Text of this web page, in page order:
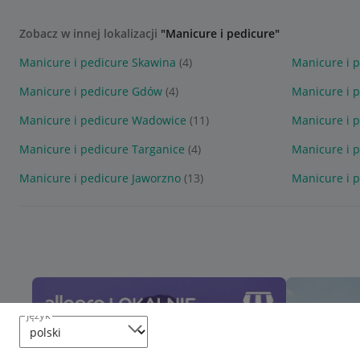
język
Zobacz w innej lokalizacji "Manicure i pedicure"
Manicure i pedicure Skawina (4)
Manicure i
Manicure i pedicure Gdów (4)
Manicure i
Manicure i pedicure Wadowice (11)
Manicure i
Manicure i pedicure Targanice (4)
Manicure i
Manicure i pedicure Jaworzno (13) Manicure i